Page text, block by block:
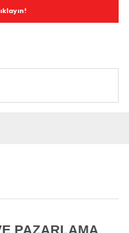
PAZARLAMA